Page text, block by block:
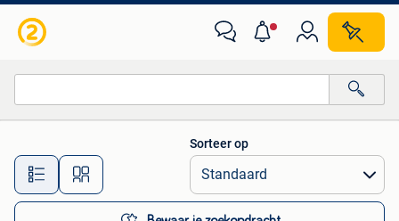
Alle afstanden…
Sorteer op